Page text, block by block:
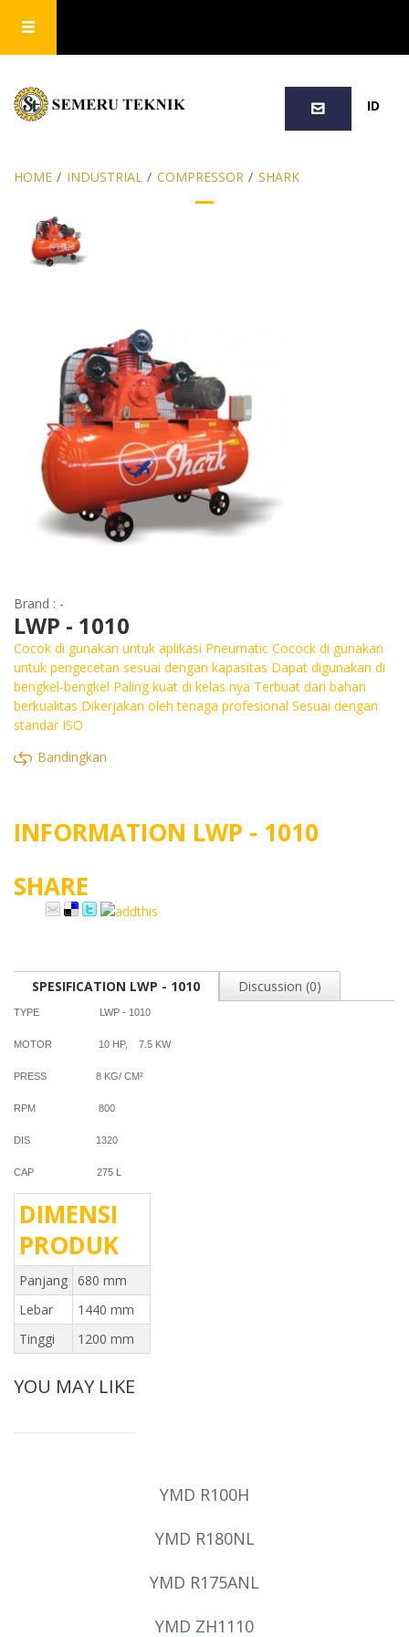
ID
HOME / INDUSTRIAL / COMPRESSOR / SHARK
Brand : -
LWP - 1010
Cocok di gunakan untuk aplikasi Pneumatic Cocock di gunakan
untuk pengecetan sesuai dengan kapasitas Dapat digunakan di
bengkel-bengkel Paling kuat di kelas nya Terbuat dari bahan
berkualitas Dikerjakan oleh tenaga profesional Sesuai dengan
standar ISO
Bandingkan
INFORMATION LWP - 1010
SHARE
SPESIFICATION LWP - 1010 Discussion (0)
TYPE LWP - 1010
MOTOR 10 HP, 7.5 KW
PRESS 8 KG/ CM²
RPM 800
DIS 1320
CAP 275 L
DIMENSI
PRODUK
Panjang 680 mm
Lebar
1440 mm
Tinggi
1200 mm
YOU MAY LIKE
YMD R100H
YMD R180NL
YMD R175ANL
YMD ZH1110